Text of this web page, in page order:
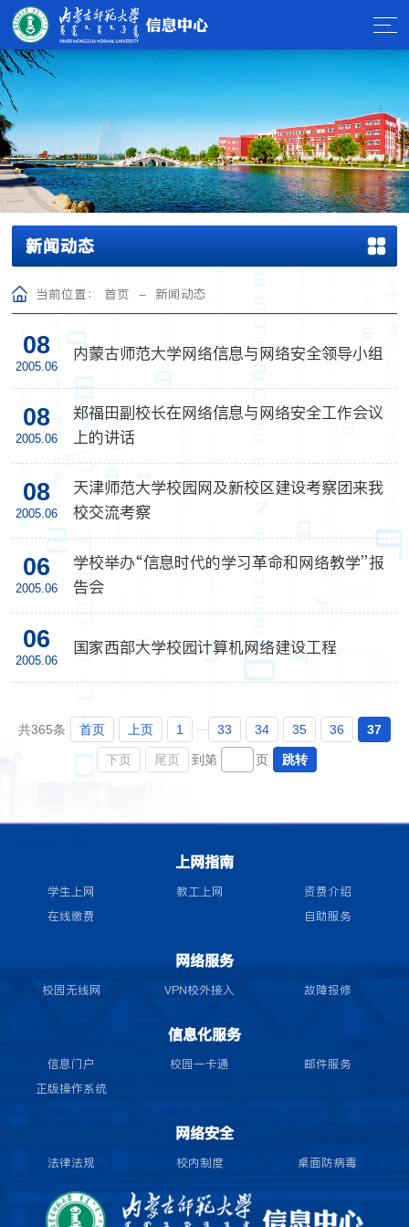
新闻动态
当前位置： 首页 -新闻动态
08
2005.06
内蒙古师范大学网络信息与网络安全领导小组
08
2005.06
郑福田副校长在网络信息与网络安全工作会议
上的讲话
08
2005.06
天津师范大学校园网及新校区建设考察团来我
校交流考察
06
2005.06
学校举办“信息时代的学习革命和网络教学”报
告会
06
2005.06
国家西部大学校园计算机网络建设工程
共365条 首页 上页 1 33 34 35 36 37
下页 尾页 到第 页 跳转
上网指南
学生上网 教工上网
资费介绍
在线缴费
自助服务
网络服务
校园无线网 VPN校外接入 故障报修
信息化服务
信息门户 校园一卡通
邮件服务
正版操作系统
网络安全
法律法规 校内制度 桌面防病毒